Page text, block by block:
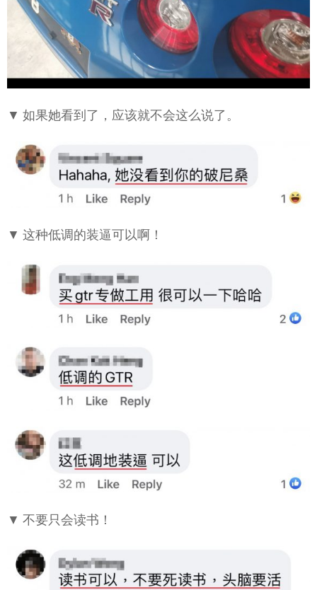
▼ 如果她看到了，应该就不会这么说了。
▼ 这种低调的装逼可以啊！
▼ 不要只会读书！